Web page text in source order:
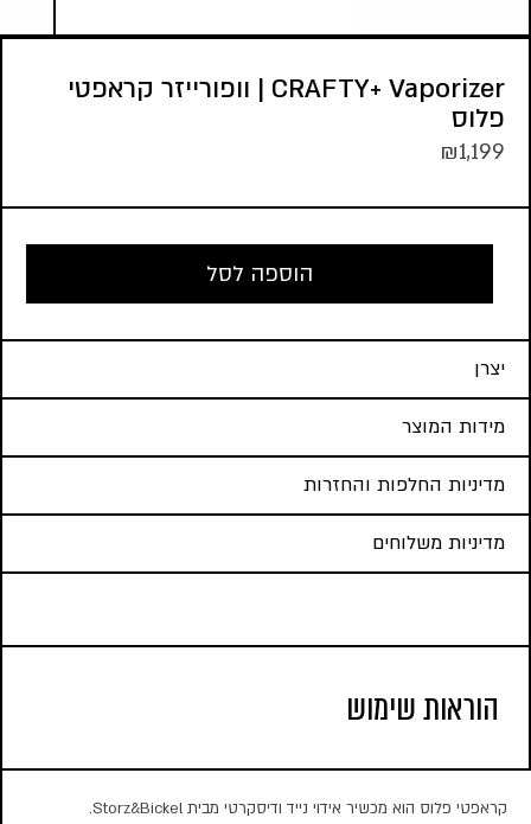
CRAFTY+ Vaporizer | וופורייזר קראפטי
פלוס
₪1,199
הוספה לסל
יצרן
מידות המוצר
מדיניות החלפות והחזרות
מדיניות משלוחים
הוראות שימוש
קראפטי פלוס הוא מכשיר אידוי נייד ודיסקרטי מבית Storz&Bickel.